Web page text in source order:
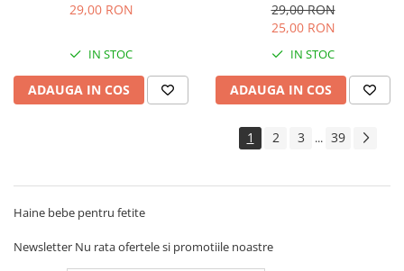
29,00 RON
IN STOC
ADAUGA IN COS
29,00 RON
25,00 RON
IN STOC
ADAUGA IN COS
1 2 3 ... 39
Haine bebe pentru fetite
Newsletter Nu rata ofertele si promotiile noastre